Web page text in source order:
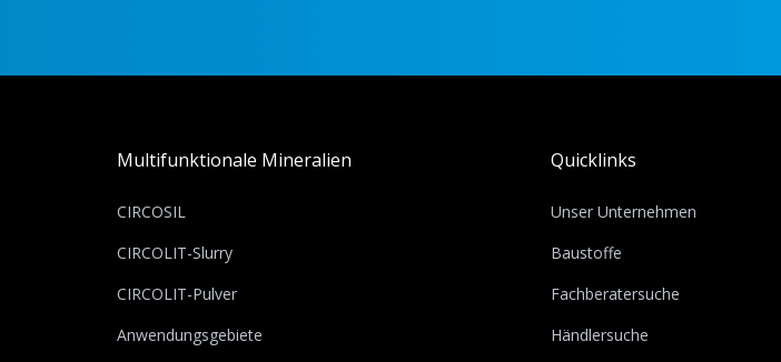
Multifunktionale Mineralien
CIRCOSIL
CIRCOLIT-Slurry
CIRCOLIT-Pulver
Anwendungsgebiete
Quicklinks
Unser Unternehmen
Baustoffe
Fachberatersuche
Händlersuche